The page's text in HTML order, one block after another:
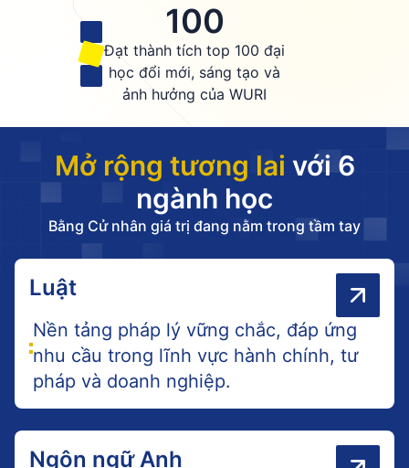
100
Đạt thành tích top 100 đại
học đổi mới, sáng tạo và
ảnh hưởng của WURI
Mở rộng tương lai với 6
ngành học
Bằng Cử nhân giá trị đang nằm trong tầm tay
Luật
Nền tảng pháp lý vững chắc, đáp ứng
nhu cầu trong lĩnh vực hành chính, tư
pháp và doanh nghiệp.
Ngôn ngữ Anh